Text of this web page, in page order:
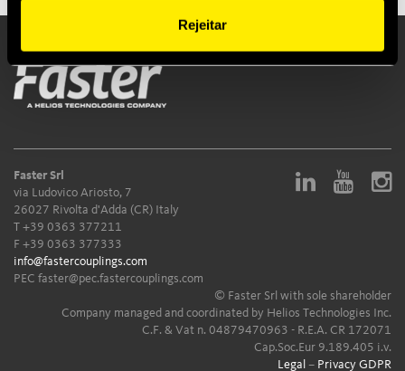
Rejeitar
Faster Srl
via Ludovico Ariosto, 7
26027 Rivolta d'Adda (CR) Italy
T +39 0363 377211
F +39 0363 377333
info@fastercouplings.com
PEC faster@pec.fastercouplings.com
© Faster Srl with sole shareholder
Company managed and coordinated by Helios Technologies Inc.
C.F. & Vat n. 04879470963 - R.E.A. CR 172071
Cap.Soc.Eur 9.189.405 i.v.
Legal – Privacy GDPR